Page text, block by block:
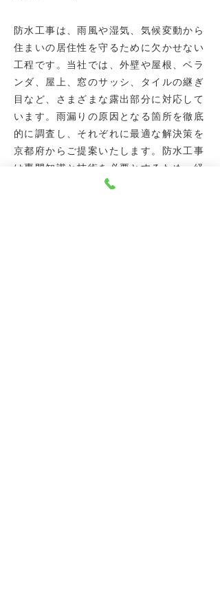
防水工事は、雨風や湿気、気候変動から
住まいの居住性を守るために欠かせない
工程です。当社では、外壁や屋根、ベラ
ンダ、屋上、窓のサッシ、タイルの継ぎ
目など、さまざまな露出部分に対応して
います。雨漏りの原因となる箇所を徹底
的に調査し、それぞれに最適な解決策を
京都府からご提案いたします。防水工事
は専門知識と技術を必要とするため、経
験豊富な職人による確実な施工を推奨し